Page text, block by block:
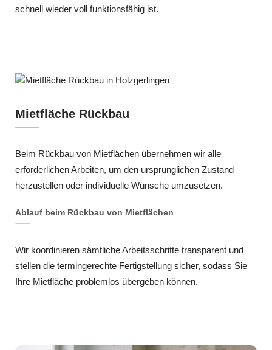
schnell wieder voll funktionsfähig ist.
Mietfläche Rückbau
Beim Rückbau von Mietflächen übernehmen wir alle
erforderlichen Arbeiten, um den ursprünglichen Zustand
herzustellen oder individuelle Wünsche umzusetzen.
Ablauf beim Rückbau von Mietflächen
Wir koordinieren sämtliche Arbeitsschritte transparent und
stellen die termingerechte Fertigstellung sicher, sodass Sie
Ihre Mietfläche problemlos übergeben können.